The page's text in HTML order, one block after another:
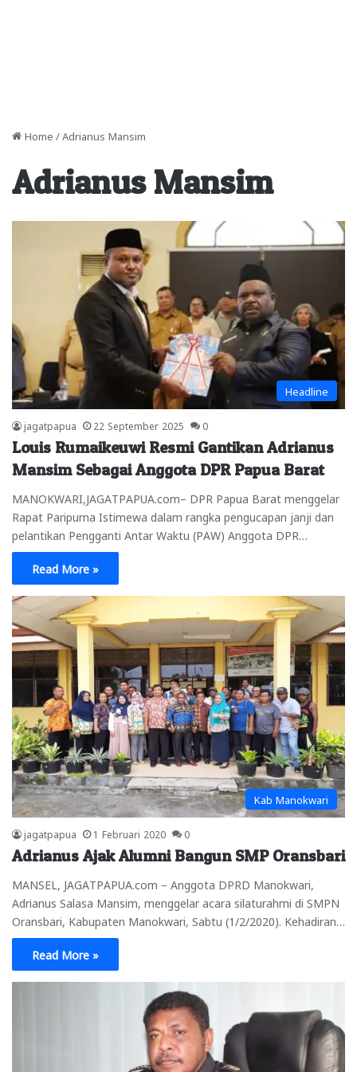
Home / Adrianus Mansim
Adrianus Mansim
Headline
jagatpapua 22 September 2025 0
Louis Rumaikeuwi Resmi Gantikan Adrianus
Mansim Sebagai Anggota DPR Papua Barat
MANOKWARI,JAGATPAPUA.com– DPR Papua Barat menggelar
Rapat Paripurna Istimewa dalam rangka pengucapan janji dan
pelantikan Pengganti Antar Waktu (PAW) Anggota DPR…
Read More »
Kab Manokwari
jagatpapua 1 Februari 2020 0
Adrianus Ajak Alumni Bangun SMP Oransbari
MANSEL, JAGATPAPUA.com – Anggota DPRD Manokwari,
Adrianus Salasa Mansim, menggelar acara silaturahmi di SMPN
Oransbari, Kabupaten Manokwari, Sabtu (1/2/2020). Kehadiran…
Read More »